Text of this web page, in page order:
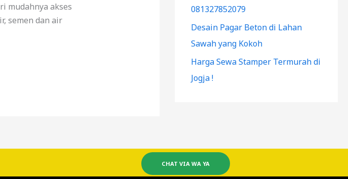
mudahnya akses
semen dan air
081327852079
Desain Pagar Beton di Lahan
Sawah yang Kokoh
Harga Sewa Stamper Termurah di
Jogja !
CHAT VIA WA YA